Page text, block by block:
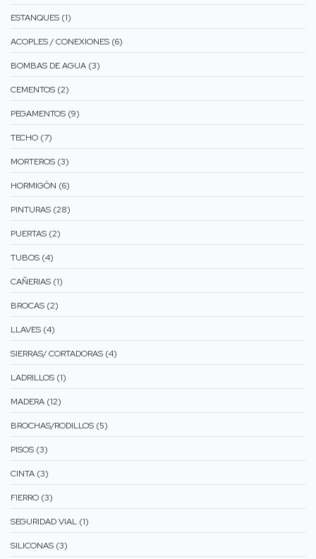
ESTANQUES (1)
ACOPLES / CONEXIONES (6)
BOMBAS DE AGUA (3)
CEMENTOS (2)
PEGAMENTOS (9)
TECHO (7)
MORTEROS (3)
HORMIGÒN (6)
PINTURAS (28)
PUERTAS (2)
TUBOS (4)
CAÑERIAS (1)
BROCAS (2)
LLAVES (4)
SIERRAS/ CORTADORAS (4)
LADRILLOS (1)
MADERA (12)
BROCHAS/RODILLOS (5)
PISOS (3)
CINTA (3)
FIERRO (3)
SEGURIDAD VIAL (1)
SILICONAS (3)